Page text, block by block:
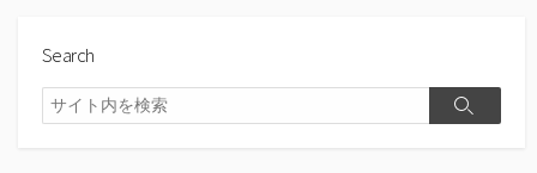
Search
検
索
検